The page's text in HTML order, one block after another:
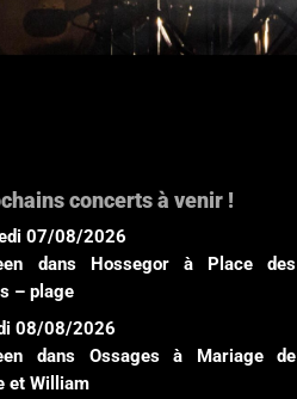
concerts à venir !
07/08/2026
dans Hossegor à
Place des
– plage
08/08/2026
dans Ossages à
Mariage de
et William